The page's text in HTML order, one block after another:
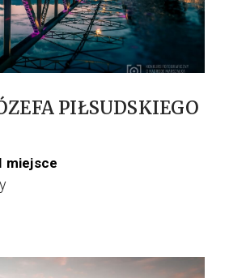
PIŁSUDSKIEGO
miejsce